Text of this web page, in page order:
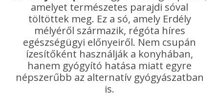
amelyet természetes parajdi sóval
töltöttek meg. Ez a só, amely Erdély
mélyéről származik, régóta híres
egészségügyi előnyeiről. Nem csupán
ízesítőként használják a konyhában,
hanem gyógyító hatása miatt egyre
népszerűbb az alternatív gyógyászatban
is.